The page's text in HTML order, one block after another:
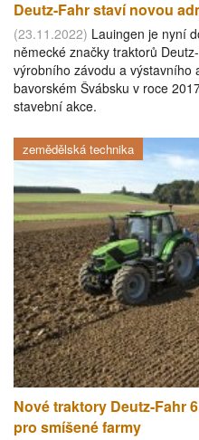
Deutz-Fahr staví novou
(23.11.2022) Lauingen je nyní
německé značky traktorů
výrobního závodu a výstavního
bavorském Švábsku v roce
stavební akce.
zemědělská technika
Nové traktory Deutz-Fahr
pro smíšené farmy